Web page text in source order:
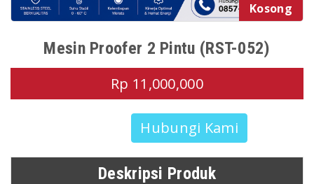
Kosong
Mesin Proofer 2 Pintu (RST-052)
Rp 11,000,000
Hubungi Kami
Deskripsi Produk